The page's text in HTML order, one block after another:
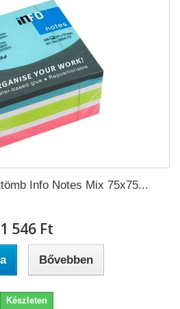
Info Notes Mix 75x75...
1 546 Ft‎
Bővebben
Készleten